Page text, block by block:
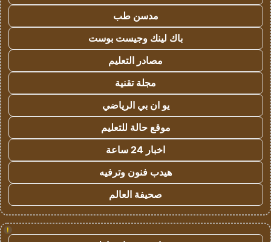
مدسن طب
باك لينك وجيست بوست
مصادر التعليم
مجلة تقنية
يو ان بي الرياضي
موقع حالة للتعليم
اخبار 24 ساعة
هيدب فنون وترفيه
صحيفة العالم
!